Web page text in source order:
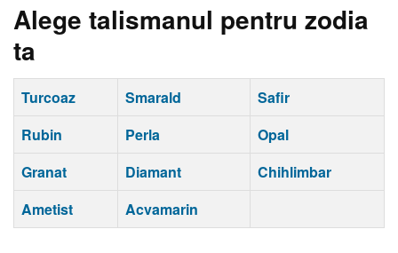
Alege talismanul pentru zodia
ta
Turcoaz Smarald
Safir
Rubin
Perla
Opal
Granat
Diamant
Chihlimbar
Ametist
Acvamarin